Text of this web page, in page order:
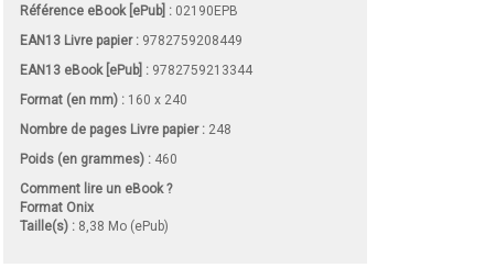
Référence eBook [ePub] : 02190EPB
EAN13 Livre papier : 9782759208449
EAN13 eBook [ePub] : 9782759213344
Format (en mm) : 160 x 240
Nombre de pages Livre papier: 248
Poids (en grammes) : 460
Comment lire un eBook ?
Format Onix
Taille(s) : 8,38 Mo (ePub)